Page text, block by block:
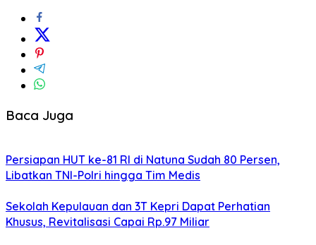
Baca Juga
Persiapan HUT ke-81 RI di Natuna Sudah 80 Persen,
Libatkan TNI-Polri hingga Tim Medis
Sekolah Kepulauan dan 3T Kepri Dapat Perhatian
Khusus, Revitalisasi Capai Rp.97 Miliar